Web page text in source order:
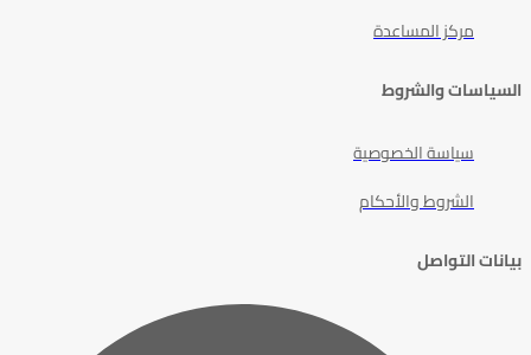
مركز المساعدة
السياسات والشروط
سياسة الخصوصية
الشروط والأحكام
بيانات التواصل